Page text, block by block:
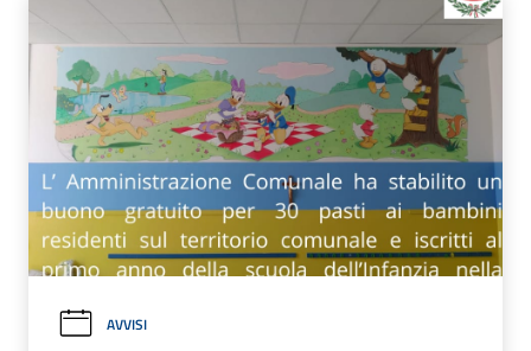
AVVISI